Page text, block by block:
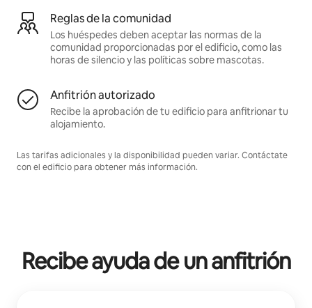
Reglas de la comunidad
Los huéspedes deben aceptar las normas de la
comunidad proporcionadas por el edificio, como las
horas de silencio y las políticas sobre mascotas.
Anfitrión autorizado
Recibe la aprobación de tu edificio para anfitrionar tu
alojamiento.
Las tarifas adicionales y la disponibilidad pueden variar. Contáctate
con el edificio para obtener más información.
Recibe ayuda de un anfitrión